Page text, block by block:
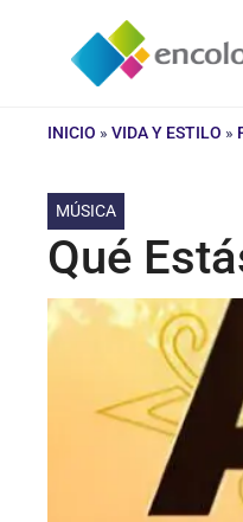
contenido
INICIO » VIDA Y ESTILO »
MÚSICA
Qué